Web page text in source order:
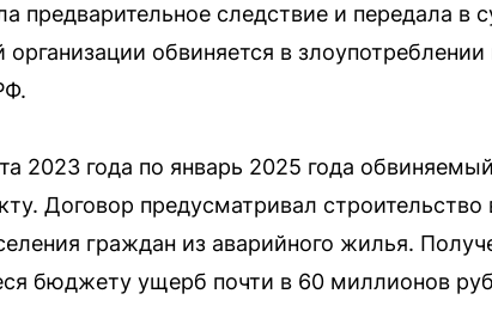
предварительное следствие и передала в
обвиняется в
2023 года по январь 2025 года
Договор предусматривал
граждан из аварийного жилья.
бюджету ущерб почти в 60 миллионов